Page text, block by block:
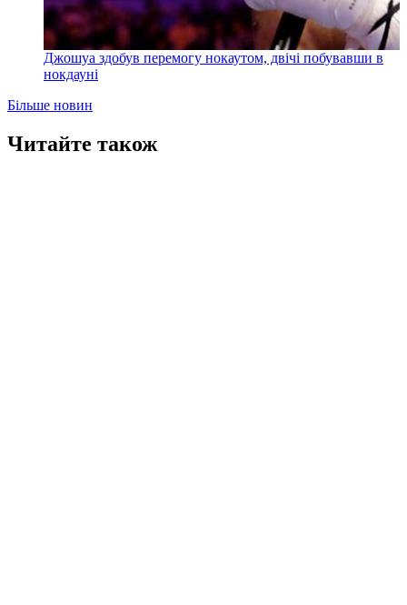
Джошуа здобув перемогу нокаутом, двічі побувавши в
нокдауні
Більше новин
Читайте також